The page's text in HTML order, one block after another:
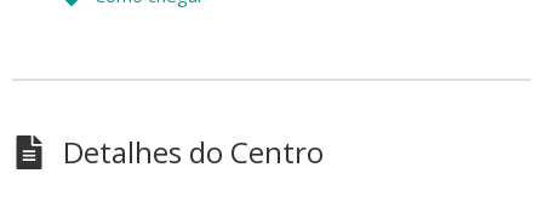
Detalhes do Centro